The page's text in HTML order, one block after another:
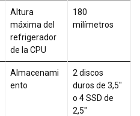
Altura
máxima del
refrigerador
de la CPU
180
milímetros
Almacenami
ento
2 discos
duros de 3,5"
o 4 SSD de
2,5"